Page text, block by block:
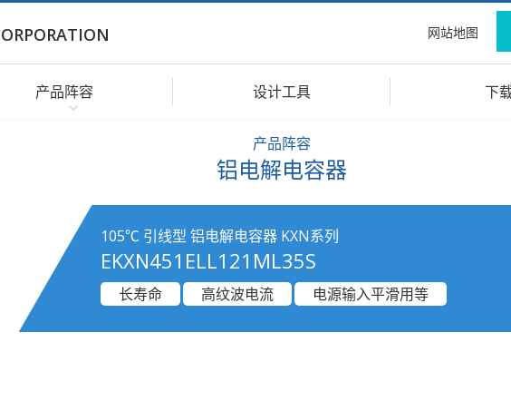
网站地图
产品阵容 设计工具 下
产品阵容
铝电解电容器
105℃ 引线型 铝电解电容器 KXN系列
EKXN451ELL121ML35S
长寿命
高纹波电流 电源输入平滑用等